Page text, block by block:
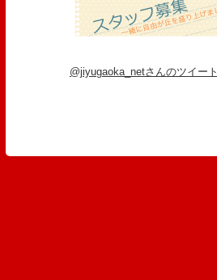
@jiyugaoka_netさんのツイート